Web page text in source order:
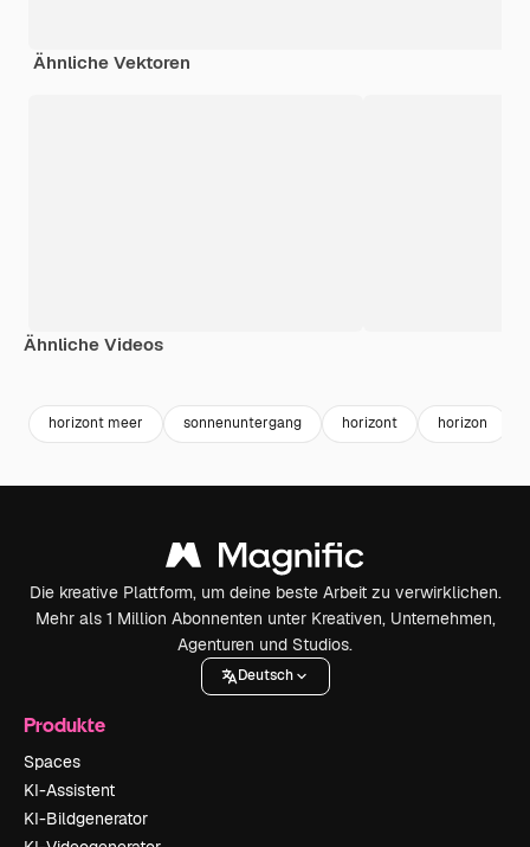
Ähnliche Vektoren
Ähnliche Videos
horizont meer sonnenuntergang horizont horizon
Die kreative Plattform, um deine beste Arbeit zu verwirklichen.
Mehr als 1 Million Abonnenten unter Kreativen, Unternehmen,
Agenturen und Studios.
Deutsch
Produkte
Spaces
KI-Assistent
KI-Bildgenerator